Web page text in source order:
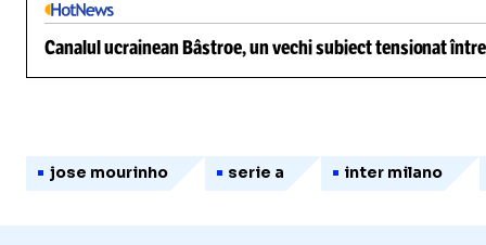
Canalul ucrainean Bâstroe, un vechi subiect tensionat
jose mourinho serie a inter milano